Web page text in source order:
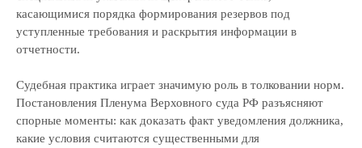
касающимися порядка формирования резервов под
уступленные требования и раскрытия информации в
отчетности.
Судебная практика играет значимую роль в толковании норм.
Постановления Пленума Верховного суда РФ разъясняют
спорные моменты: как доказать факт уведомления должника,
какие условия считаются существенными для